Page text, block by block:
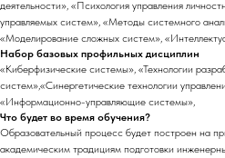
деятельности», «Психология управления
управляемых систем», «Методы системного
«Моделирование сложных систем»,
Набор базовых профильных дисциплин
«Киберфизические системы», «Технологии
систем»,«Синергетические технологии
«Информационно-управляющие системы»,
Что будет во время обучения?
Образовательный процесс будет построен на
академическим традициям подготовки